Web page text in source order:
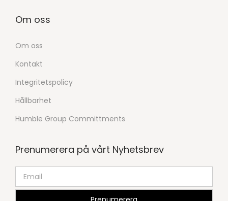
Om oss
Om oss
Kontakt
Integritetspolicy
Hållbarhet
Humble Group Committments
Prenumerera på vårt Nyhetsbrev